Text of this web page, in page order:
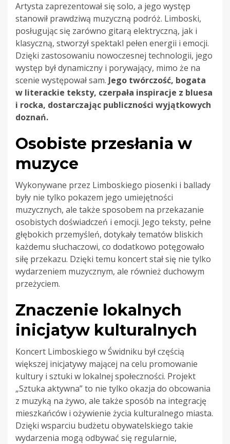
Artysta zaprezentował się solo, a jego występ
stanowił prawdziwą muzyczną podróż. Limboski,
posługując się zarówno gitarą elektryczną, jak i
klasyczną, stworzył spektakl pełen energii i emocji.
Dzięki zastosowaniu nowoczesnej technologii, jego
występ był dynamiczny i porywający, mimo że na
scenie występował sam. Jego twórczość, bogata
w literackie teksty, czerpała inspiracje z bluesa
i rocka, dostarczając publiczności wyjątkowych
doznań.
Osobiste przesłania w
muzyce
Wykonywane przez Limboskiego piosenki i ballady
były nie tylko pokazem jego umiejętności
muzycznych, ale także sposobem na przekazanie
osobistych doświadczeń i emocji. Jego teksty, pełne
głębokich przemyśleń, dotykały tematów bliskich
każdemu słuchaczowi, co dodatkowo potęgowało
siłę przekazu. Dzięki temu koncert stał się nie tylko
wydarzeniem muzycznym, ale również duchowym
przeżyciem.
Znaczenie lokalnych
inicjatyw kulturalnych
Koncert Limboskiego w Świdniku był częścią
większej inicjatywy mającej na celu promowanie
kultury i sztuki w lokalnej społeczności. Projekt
„Sztuka aktywna” to nie tylko okazja do obcowania
z muzyką na żywo, ale także sposób na integrację
mieszkańców i ożywienie życia kulturalnego miasta.
Dzięki wsparciu budżetu obywatelskiego takie
wydarzenia mogą odbywać się regularnie,